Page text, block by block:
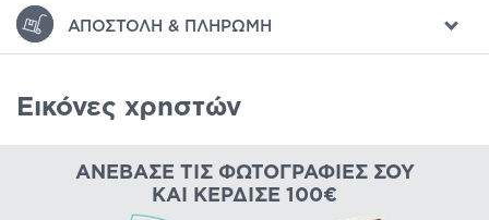
ΑΠΟΣΤΟΛΉ & ΠΛΗΡΩΜΉ
Εικόνες χρηστών
ΑΝΈΒΑΣΕ ΤΙΣ ΦΩΤΟΓΡΑΦΊΕΣ ΣΟΥ
ΚΑΙ ΚΈΡΔΙΣΕ 100€